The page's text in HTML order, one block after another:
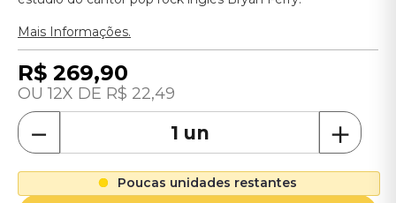
Mais Informações.
R$ 269,90
12 R$ 22,49
＋
－
Poucas unidades restantes